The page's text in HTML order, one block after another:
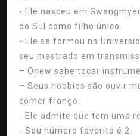
- Ele nasceu em
do Sul como filho único.
- Ele se formou na
seu mestrado em
– Onew sabe tocar
– Seus hobbies são ouvir
comer frango.
- Ele admite que tem uma
- Seu número favorito é 2.